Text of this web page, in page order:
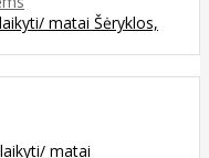
matai Šėryklos,
matai